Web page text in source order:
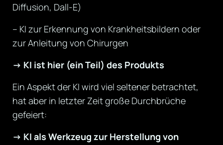
Diffusion, Dall-E)
– KI zur Erkennung von Krankheitsbildern oder
zur Anleitung von Chirurgen
-> KI ist hier (ein Teil) des Produkts
Ein Aspekt der KI wird viel seltener betrachtet,
hat aber in letzter Zeit große Durchbrüche
gefeiert:
-> KI als Werkzeug zur Herstellung von